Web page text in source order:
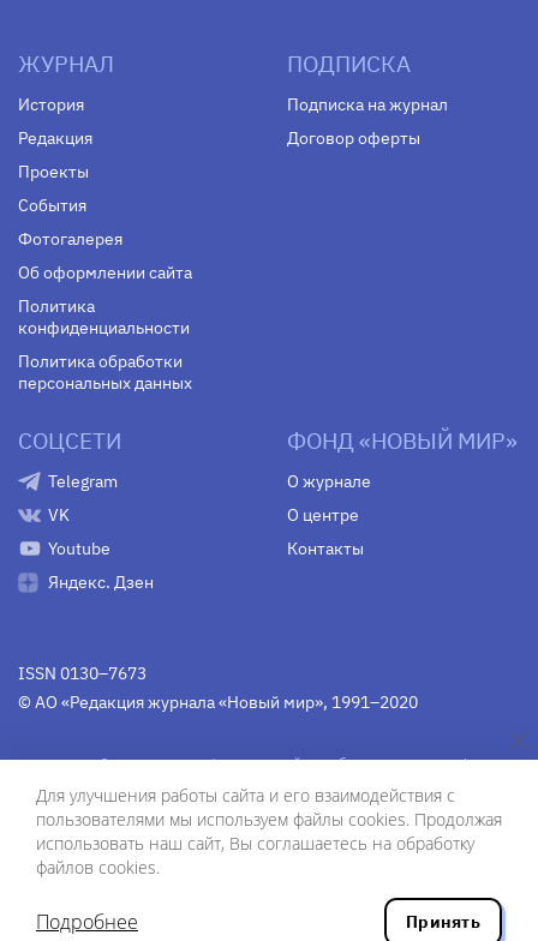
ЖУРНАЛ
История
Редакция
Проекты
События
Фотогалерея
Об оформлении сайта
Политика
конфиденциальности
Политика обработки
персональных данных
ПОДПИСКА
Подписка на журнал
Договор оферты
СОЦСЕТИ
Telegram
VK
Youtube
Яндекс. Дзен
ФОНД «НОВЫЙ МИР»
О журнале
О центре
Контакты
ISSN 0130–7673
© АО «Редакция журнала «Новый мир», 1991–2020
Свидетельство Федеральной службы по надзору в сфере
связи, информационных технологий и массовых
коммуникаций средства массовой информации
(Роскомнадзор)ПИ № Фс 77-75754 от 13 июня 2019 г.
Разработка сайта — ООО «Инфодизайн»
Для улучшения работы сайта и его взаимодействия с
пользователями мы используем файлы cookies. Продолжая
использовать наш сайт, Вы соглашаетесь на обработку
файлов cookies.
Подробнее Принять